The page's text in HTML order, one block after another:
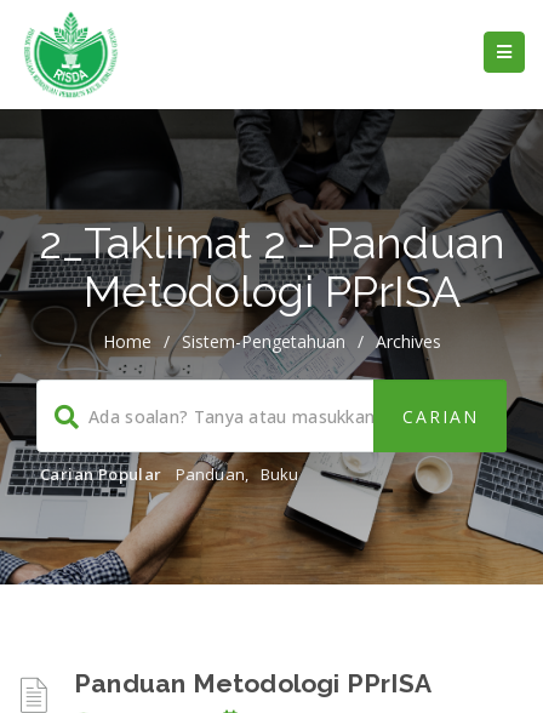
2_Taklimat 2 - Panduan
Metodologi PPrISA
Home / Sistem-Pengetahuan / Archives
Carian Popular Panduan, Buku
Panduan Metodologi PPrISA